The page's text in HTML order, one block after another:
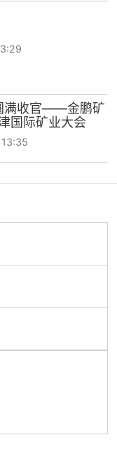
满收官——金鹏矿
国际矿业大会